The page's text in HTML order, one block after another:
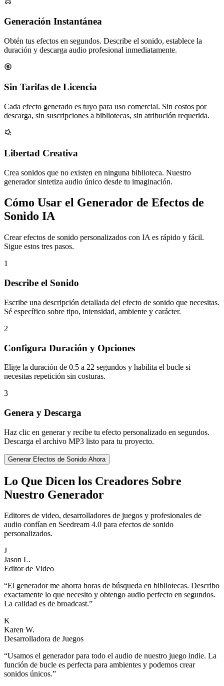
Generación Instantánea
Obtén tus efectos en segundos. Describe el sonido, establece la
duración y descarga audio profesional inmediatamente.
Sin Tarifas de Licencia
Cada efecto generado es tuyo para uso comercial. Sin costos por
descarga, sin suscripciones a bibliotecas, sin atribución requerida.
Libertad Creativa
Crea sonidos que no existen en ninguna biblioteca. Nuestro
generador sintetiza audio único desde tu imaginación.
Cómo Usar el Generador de Efectos de
Sonido IA
Crear efectos de sonido personalizados con IA es rápido y fácil.
Sigue estos tres pasos.
1
Describe el Sonido
Escribe una descripción detallada del efecto de sonido que necesitas.
Sé específico sobre tipo, intensidad, ambiente y carácter.
2
Configura Duración y Opciones
Elige la duración de 0.5 a 22 segundos y habilita el bucle si
necesitas repetición sin costuras.
3
Genera y Descarga
Haz clic en generar y recibe tu efecto personalizado en segundos.
Descarga el archivo MP3 listo para tu proyecto.
Generar Efectos de Sonido Ahora
Lo Que Dicen los Creadores Sobre
Nuestro Generador
Editores de video, desarrolladores de juegos y profesionales de
audio confían en Seedream 4.0 para efectos de sonido
personalizados.
J
Jason L.
Editor de Video
“El generador me ahorra horas de búsqueda en bibliotecas. Describo
exactamente lo que necesito y obtengo audio perfecto en segundos.
La calidad es de broadcast.”
K
Karen W.
Desarrolladora de Juegos
“Usamos el generador para todo el audio de nuestro juego indie. La
función de bucle es perfecta para ambientes y podemos crear
sonidos únicos.”